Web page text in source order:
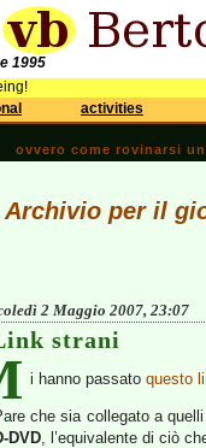
1995
activities
ovvero come rovinarsi
Archivio per il
2 Maggio 2007, 23:07
strani
i hanno passato questo
che sia collegato a quelli
DVD, l’equivalente di ciò